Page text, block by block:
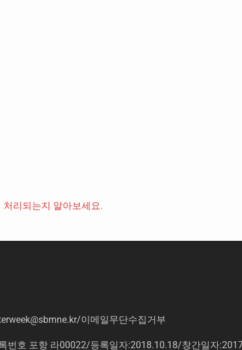
리되는지 알아보세요.
/이메일무단수집거부
번호 포항 라00022/등록일자:2018.10.18/창간일자